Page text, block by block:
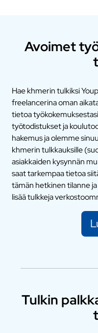
Avoimet
Hae khmerin tulkiksi
freelancerina oman
tietoa
työtodistukset ja
hakemus ja olemme
khmerin tulkkauksille
asiakkaiden kysynnän
saat tarkempaa tietoa
tämän hetkinen tilanne
lisää tulkkeja
Tulkin